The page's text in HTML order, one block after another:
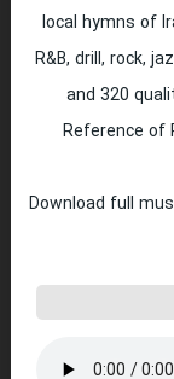
local hymns of
R&B, drill, rock,
and 320
Reference of
Download full